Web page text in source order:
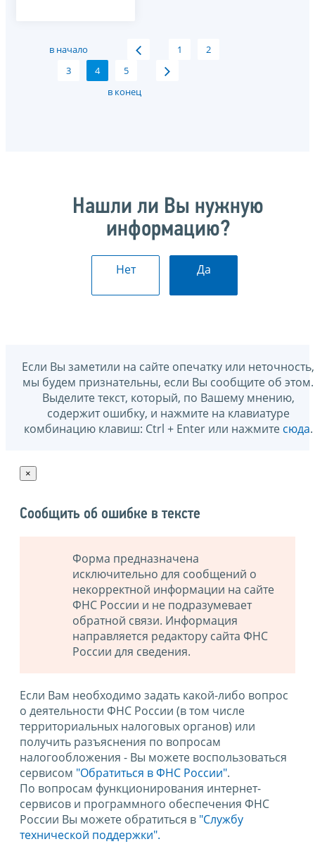
в начало 1
2
3
4
5
в конец
Нашли ли Вы нужную
информацию?
Нет Да
Если Вы заметили на сайте опечатку или неточность,
мы будем признательны, если Вы сообщите об этом.
Выделите текст, который, по Вашему мнению,
содержит ошибку, и нажмите на клавиатуре
комбинацию клавиш: Ctrl + Enter или нажмите сюда.
×
Сообщить об ошибке в тексте
Форма предназначена
исключительно для сообщений о
некорректной информации на сайте
ФНС России и не подразумевает
обратной связи. Информация
направляется редактору сайта ФНС
России для сведения.
Если Вам необходимо задать какой-либо вопрос
о деятельности ФНС России (в том числе
территориальных налоговых органов) или
получить разъяснения по вопросам
налогообложения - Вы можете воспользоваться
сервисом "Обратиться в ФНС России".
По вопросам функционирования интернет-
сервисов и программного обеспечения ФНС
России Вы можете обратиться в "Службу
технической поддержки".